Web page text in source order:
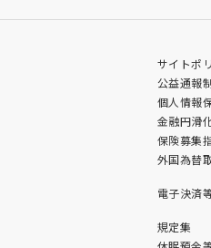
サイトポ
公益通報
個人情報
金融円滑
保険募集
外国為替
電子決済
規定集